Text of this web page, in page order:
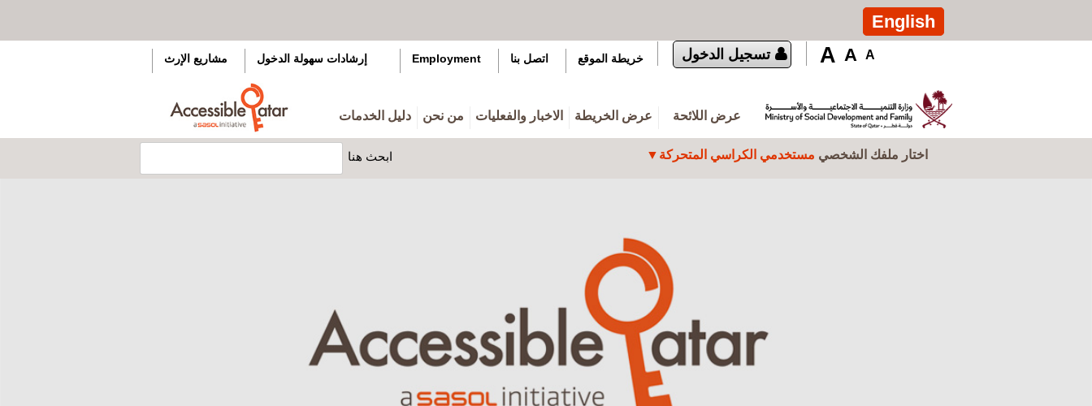
تجاوز إلى المحتوى الرئيسي
English
A
A
A تسجيل الدخول خريطة الموقع اتصل بنا Employment إرشادات سهولة الدخول مشاريع الإرث
عرض اللائحة عرض الخريطة الاخبار والفعليات من نحن دليل الخدمات
اختار ملفك الشخصي مستخدمي الكراسي المتحركة ابحث هنا